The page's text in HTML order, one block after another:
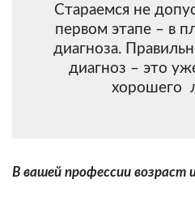
Стараемся не
первом этапе – в
диагноза.
диагноз – это
хорошего
В вашей профессии возраст